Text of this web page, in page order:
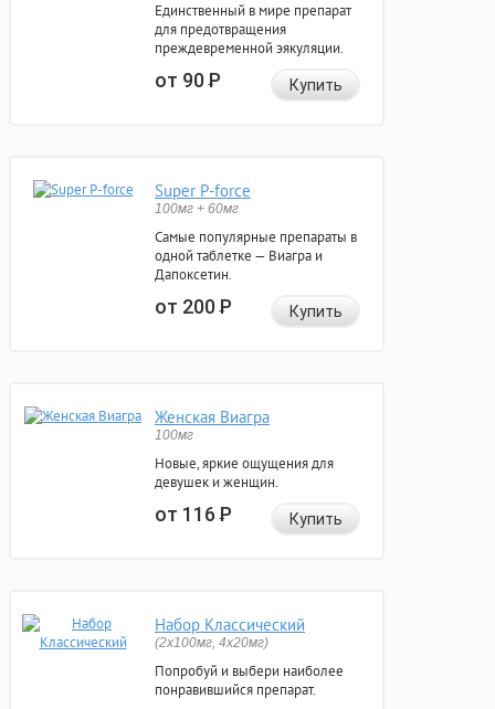
Единственный в мире препарат
для предотвращения
преждевременной эякуляции.
от 90Р Купить
Super P-force
100мг + 60мг
Самые популярные препараты в
одной таблетке — Виагра и
Дапоксетин.
от 200Р Купить
Женская Виагра
100мг
Новые, яркие ощущения для
девушек и женщин.
от 116Р Купить
Набор Классический
(2x100мг, 4x20мг)
Попробуй и выбери наиболее
понравившийся препарат.